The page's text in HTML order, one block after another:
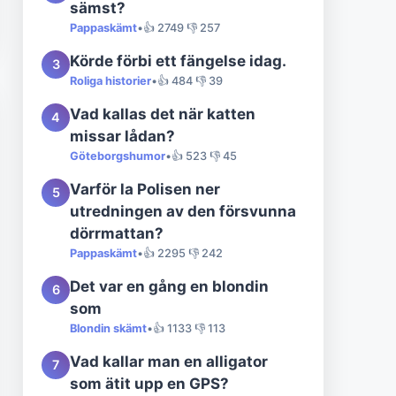
sämst?
Pappaskämt•👍 2749 👎 257
3 Körde förbi ett fängelse idag.
Roliga historier•👍 484 👎 39
4
Vad kallas det när katten
missar lådan?
Göteborgshumor•👍 523 👎 45
5
Varför la Polisen ner
utredningen av den försvunna
dörrmattan?
Pappaskämt•👍 2295 👎 242
6
Det var en gång en blondin
som
Blondin skämt•👍 1133 👎 113
7
Vad kallar man en alligator
som ätit upp en GPS?